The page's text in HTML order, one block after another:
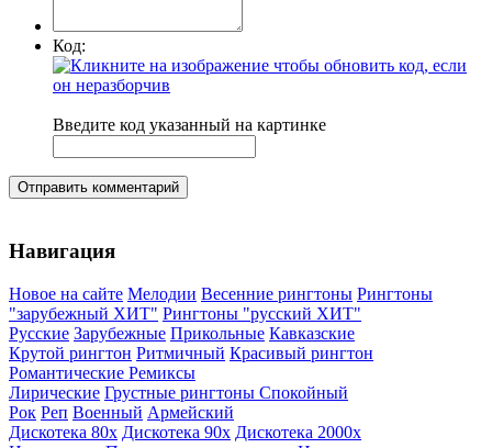
Код:
Введите код указанный на картинке
Отправить комментарий
Навигация
Новое на сайте Мелодии Весенние рингтоны Рингтоны
"зарубежный ХИТ" Рингтоны "русский ХИТ"
Русские Зарубежные Прикольные Кавказские
Крутой рингтон Ритмичный Красивый рингтон
Романтические Ремиксы
Лирические Грустные рингтоны Спокойный
Рок Реп Военный Армейский
Дискотека 80х Дискотека 90х Дискотека 2000х